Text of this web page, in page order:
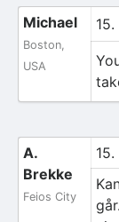
Michael
Boston,
USA
A.
Brekke
Feios City